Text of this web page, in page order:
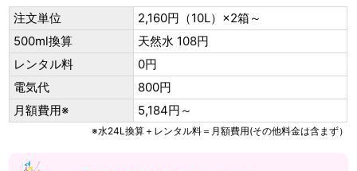
注文単位
2,160円（10L）×2箱～
500ml換算
天然水 108円
レンタル料
0円
電気代
800円
月額費用※
5,184円～
※水24L換算＋レンタル料＝月額費用(その他料金は含まず）